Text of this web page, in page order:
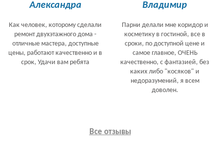
Александра
Как человек, которому сделали
ремонт двухэтажного дома -
отличные мастера, доступные
цены, работают качественно и в
срок, Удачи вам ребята
Владимир
Парни делали мне коридор и
косметику в гостиной, все в
сроки, по доступной цене и
самое главное, ОЧЕНЬ
качественно, с фантазией, без
каких либо "косяков" и
недоразумений, я всем
доволен.
Все отзывы